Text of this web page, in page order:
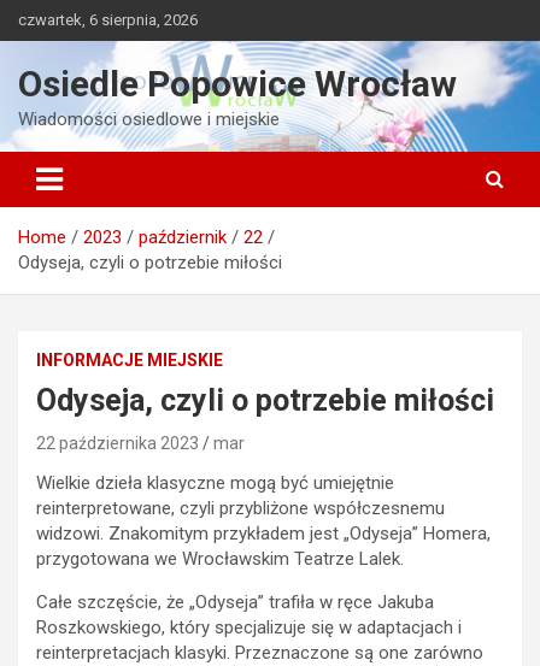
to
czwartek, 6 sierpnia, 2026
Osiedle Popowice Wrocław
Wiadomości osiedlowe i miejskie
Home 2023 październik
22
Odyseja, czyli o potrzebie miłości
INFORMACJE MIEJSKIE
Odyseja, czyli o potrzebie miłości
22 października 2023 mar
Wielkie dzieła klasyczne mogą być umiejętnie
reinterpretowane, czyli przybliżone współczesnemu
widzowi. Znakomitym przykładem jest „Odyseja” Homera,
przygotowana we Wrocławskim Teatrze Lalek.
Całe szczęście, że „Odyseja” trafiła w ręce Jakuba
Roszkowskiego, który specjalizuje się w adaptacjach i
reinterpretacjach klasyki. Przeznaczone są one zarówno